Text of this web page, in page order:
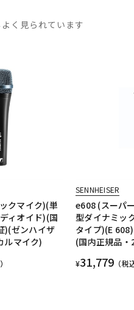
く見られています
クマイク)(単
ィオイド)(国
)(ゼンハイザ
ルマイク)
SENNHEISER
e608 (スーパ
型ダイナミッ
タイプ)(E
(国内正規品・
¥31,779 （税